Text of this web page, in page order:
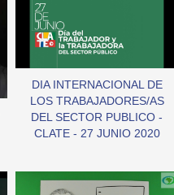
DIA INTERNACIONAL DE
LOS TRABAJADORES/AS
DEL SECTOR PUBLICO -
CLATE - 27 JUNIO 2020